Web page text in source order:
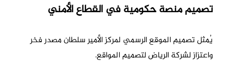
تصميم منصة حكومية في القطاع الأمني
يُمثل تصميم الموقع الرسمي لمركز الأمير سلطان مصدر فخر
واعتزاز لشركة الرياض لتصميم المواقع.